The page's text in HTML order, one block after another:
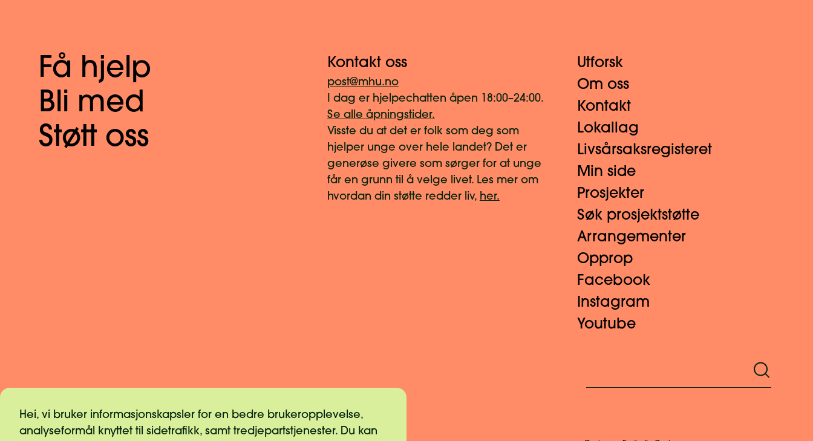
Hei, vi bruker informasjonskapsler for en bedre brukeropplevelse,
analyseformål knyttet til sidetrafikk, samt tredjepartstjenester. Du kan
Få hjelp
Bli med
Støtt oss
Kontakt oss
post@mhu.no
I dag er hjelpechatten åpen 18:00–24:00.
Se alle åpningstider.
Visste du at det er folk som deg som
hjelper unge over hele landet? Det er
generøse givere som sørger for at unge
får en grunn til å velge livet. Les mer om
hvordan din støtte redder liv, her.
Utforsk
Om oss
Kontakt
Lokallag
Livsårsaksregisteret
Min side
Prosjekter
Søk prosjektstøtte
Arrangementer
Opprop
Facebook
Instagram
Youtube